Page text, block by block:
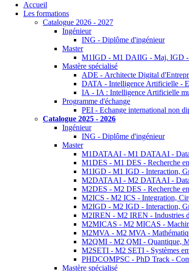
Accueil
Les formations
Catalogue 2026 - 2027
Ingénieur
ING - Diplôme d'ingénieur
Master
M1IGD - M1 DAIIG - Maj. IGD -
Mastère spécialisé
ADE - Architecte Digital
DATA - Intelligence Artificielle -
IA - IA : Intelligence Artificielle
Programme d'échange
PEI - Echange international non
Catalogue 2025 - 2026
Ingénieur
ING - Diplôme d'ingénieur
Master
M1DATAAI - M1 DATAAI -
M1DES - M1 DES - Recherche
M1IGD - M1 IGD - Interaction,
M2DATAAI - M2 DATAAI -
M2DES - M2 DES - Recherche
M2ICS - M2 ICS - Integration,
M2IGD - M2 IGD - Interaction,
M2IREN - M2 IREN - Industries
M2MICAS - M2 MICAS -
M2MVA - M2 MVA -
M2QMI - M2 QMI - Quantique,
M2SETI - M2 SETI - Systèmes
PHDCOMPSC - PhD Track -
Mastère spécialisé